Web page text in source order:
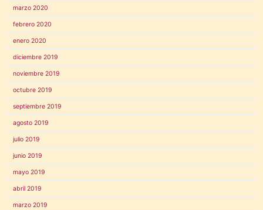
marzo 2020
febrero 2020
enero 2020
diciembre 2019
noviembre 2019
octubre 2019
septiembre 2019
agosto 2019
julio 2019
junio 2019
mayo 2019
abril 2019
marzo 2019